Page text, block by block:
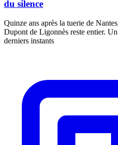
du silence
Quinze ans après la tuerie de
Dupont de Ligonnès reste entier.
derniers instants